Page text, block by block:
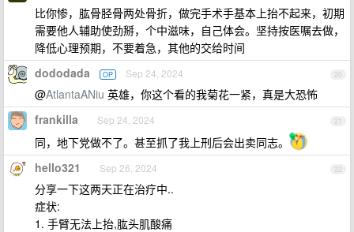
比你惨，肱骨胫骨两处骨折，做完手术手基本上抬不起来，初期
需要他人辅助使劲掰，个中滋味，自己体会。坚持按医嘱去做，
降低心理预期，不要着急，其他的交给时间
20
dododada OP Sep 24, 2024
@AtlantaANiu 英雄，你这个看的我菊花一紧，真是大恐怖
21
frankilla Sep 24, 2024
同，地下党做不了。甚至抓了我上刑后会出卖同志。
22
hello321 Sep 26, 2024
分享一下这两天正在治疗中..
症状:
1. 手臂无法上抬,肱头肌酸痛